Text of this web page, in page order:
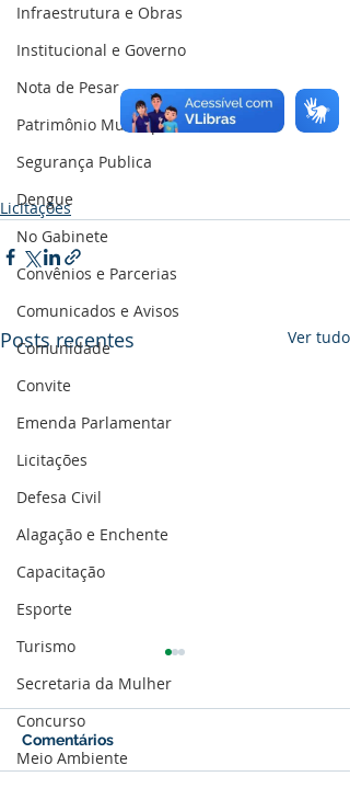
Infraestrutura e Obras
Institucional e Governo
Nota de Pesar
Patrimônio Municipal
Segurança Publica
Dengue
No Gabinete
Convênios e Parcerias
Comunicados e Avisos
Comunidade
Convite
Emenda Parlamentar
Licitações
Defesa Civil
Alagação e Enchente
Capacitação
Esporte
Turismo
Secretaria da Mulher
Concurso
Meio Ambiente
Licitações
Posts recentes Ver tudo
Comentários